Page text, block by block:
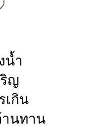
น้ำ
ญ
เกิน
านทาน